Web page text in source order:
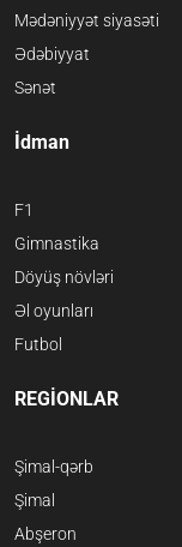
Mədəniyyət siyasəti
Ədəbiyyat
Sənət
İdman
F1
Gimnastika
Döyüş növləri
Əl oyunları
Futbol
REGİONLAR
Şimal-qərb
Şimal
Abşeron